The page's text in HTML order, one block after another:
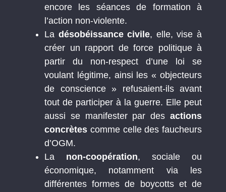
encore les séances de formation à
l’action non-violente.
La désobéissance civile, elle, vise à
créer un rapport de force politique à
partir du non-respect d’une loi se
voulant légitime, ainsi les « objecteurs
de conscience » refusaient-ils avant
tout de participer à la guerre. Elle peut
aussi se manifester par des actions
concrètes comme celle des faucheurs
d’OGM.
La non-coopération, sociale ou
économique, notamment via les
différentes formes de boycotts et de